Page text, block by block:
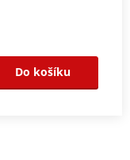
Do košíku